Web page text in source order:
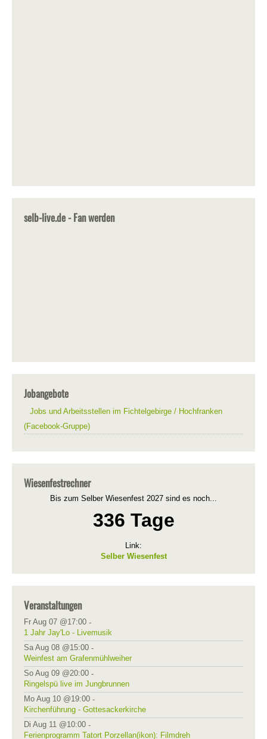
selb-live.de - Fan werden
Jobangebote
Jobs und Arbeitsstellen im Fichtelgebirge / Hochfranken
(Facebook-Gruppe)
Wiesenfestrechner
Bis zum Selber Wiesenfest 2027 sind es noch...
336 Tage
Link:
Selber Wiesenfest
Veranstaltungen
Fr Aug 07 @17:00 -
1 Jahr Jay'Lo - Livemusik
Sa Aug 08 @15:00 -
Weinfest am Grafenmühlweiher
So Aug 09 @20:00 -
Ringelspü live im Jungbrunnen
Mo Aug 10 @19:00 -
Kirchenführung - Gottesackerkirche
Di Aug 11 @10:00 -
Ferienprogramm Tatort Porzellan(ikon): Filmdreh